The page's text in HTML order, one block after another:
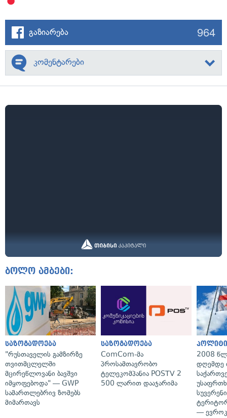
გაზიარება 964
კომენტარები
ბოლო ამბები:
საზოგადოება
"რუსთაველის გამზირზე
თვითმცლელში
მცირეწლოვანი ბავშვი
იმყოფებოდა" — GWP
სამართლებრივ ზომებს
მიმართავს
საზოგადოება
ComCom-მა
პროსამთავრობო
ტელეკომპანია POSTV 2
500 ლარით დააჯარიმა
2008
დღემდე
—